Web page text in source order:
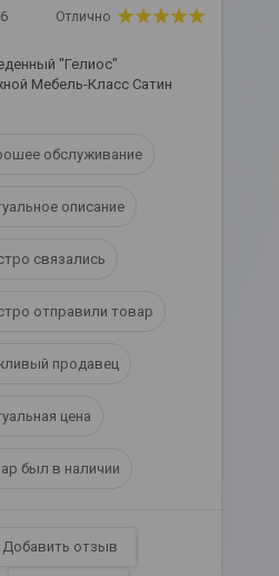
Отлично
"Гелиос"
Мебель-Класс Сатин
обслуживание
описание
связались
отправили товар
продавец
цена
был в наличии
Добавить отзыв